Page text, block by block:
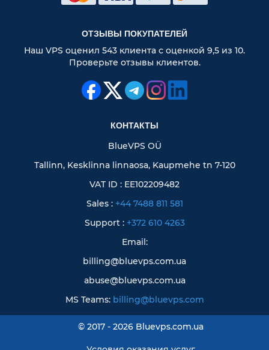
ОТЗЫВЫ ПОКУПАТЕЛЕЙ
Наш VPS оценил 543 клиента с оценкой 9,5 из 10.
Проверьте отзывы клиентов.
КОНТАКТЫ
BlueVPS OÜ
Tallinn, Kesklinna linnaosa, Kaupmehe tn 7-120
VAT ID : EE102209482
Sales : +44 7488 811 581
Support : +372 610 4263
Email:
billing@bluevps.com.ua
abuse@bluevps.com.ua
MS Teams: billing@bluevps.com
© 2017 - 2026 Bluevps.com.ua